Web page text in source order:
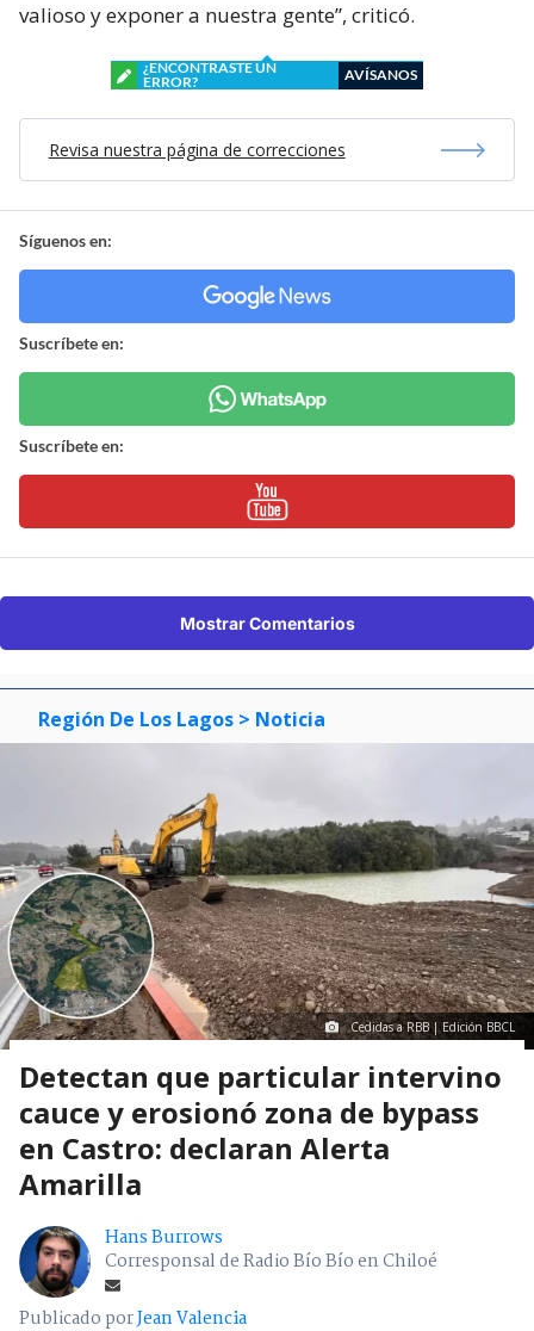
valioso y exponer a nuestra gente”, criticó.
¿ENCONTRASTE UN
ERROR?
AVÍSANOS
Revisa nuestra página de correcciones
Síguenos en:
Suscríbete en:
Suscríbete en:
Mostrar Comentarios
Región De Los Lagos > Noticia
Cedidas a RBB | Edición BBCL
Detectan que particular intervino
cauce y erosionó zona de bypass
en Castro: declaran Alerta
Amarilla
Hans Burrows
Corresponsal de Radio Bío Bío en Chiloé
Publicado porJean Valencia